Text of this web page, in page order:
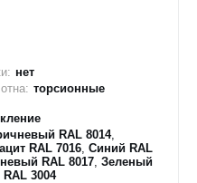
нет
торсионные
RAL 8014,
RAL 7016, Синий RAL
RAL 8017, Зеленый
3004